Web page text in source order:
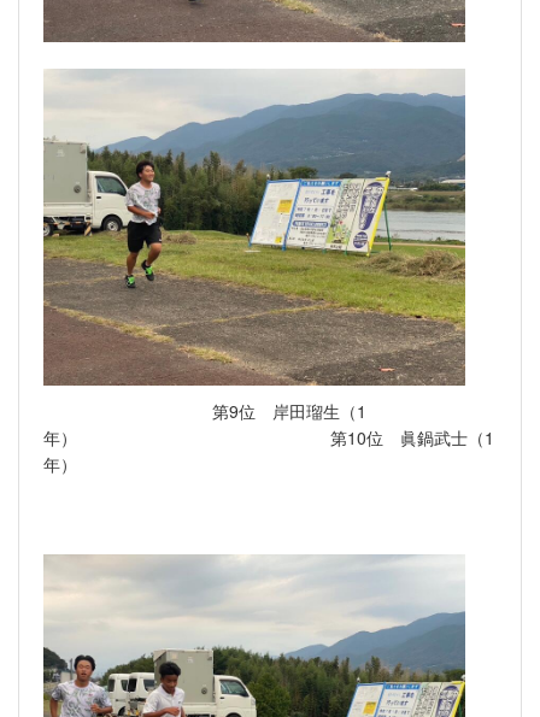
第9位 岸田瑠生（1
年） 第10位 眞鍋武士（1
年）